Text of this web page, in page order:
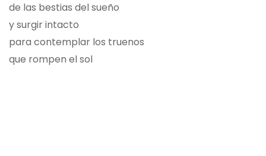
de las bestias del sueño
y surgir intacto
para contemplar los truenos
que rompen el sol